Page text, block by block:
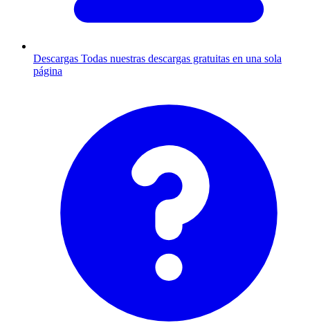
Descargas Todas nuestras descargas gratuitas en una sola
página